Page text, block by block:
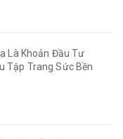
Là Khoản Đầu Tư
Tập Trang Sức Bền